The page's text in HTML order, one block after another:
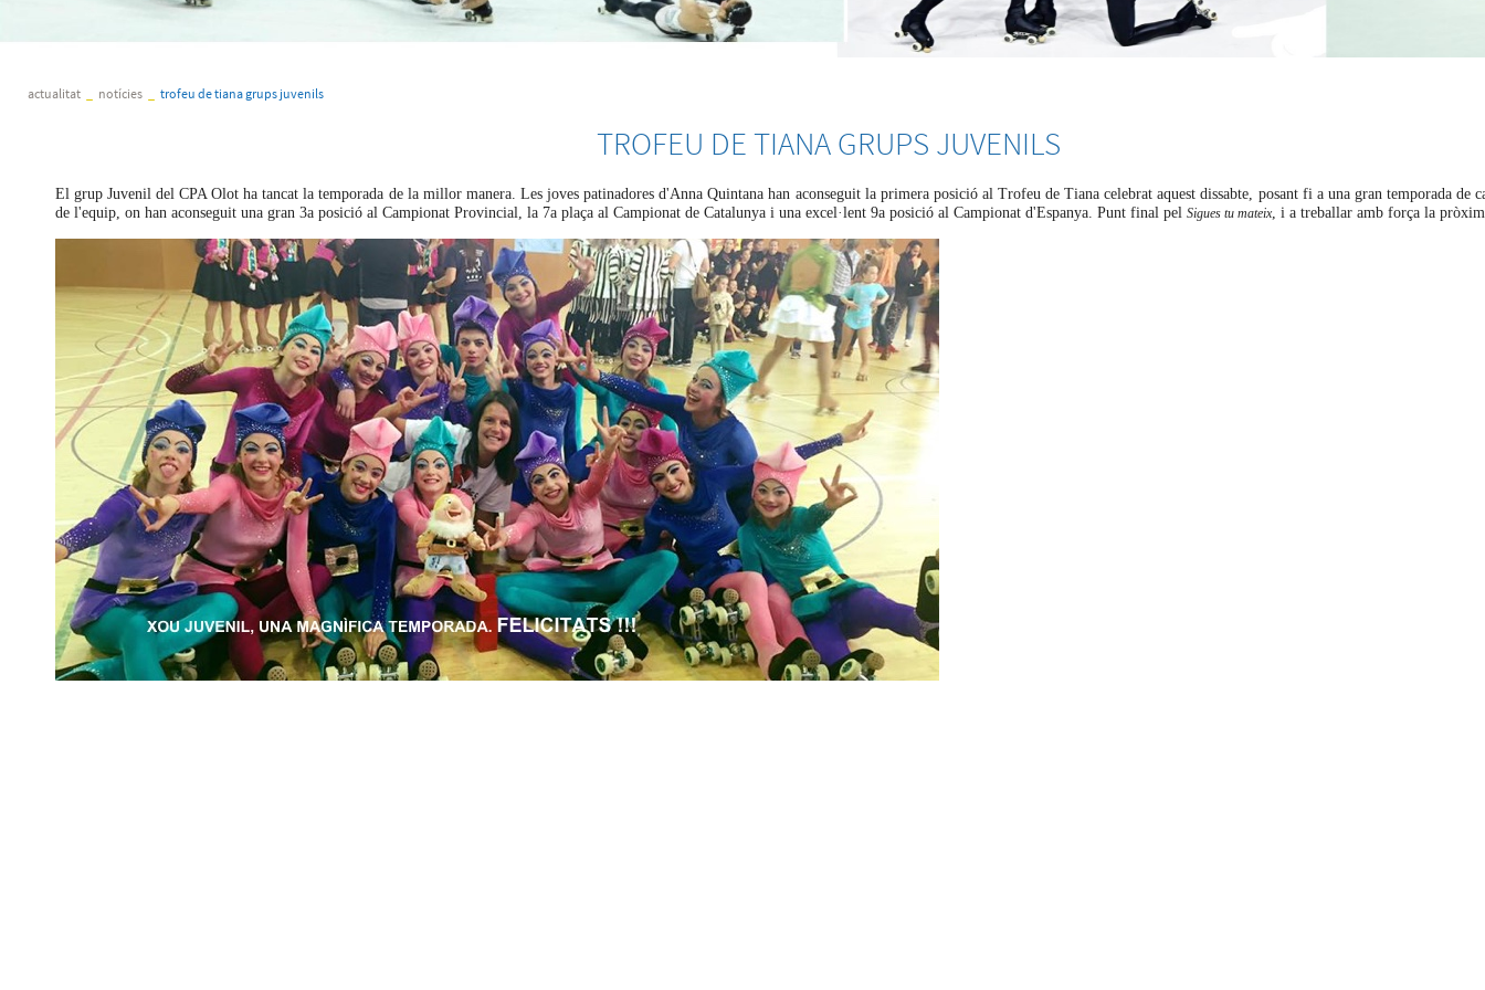
actualitat notícies trofeu de tiana grups juvenils
TROFEU DE TIANA GRUPS JUVENILS
El grup Juvenil del CPA Olot ha tancat la temporada de la millor manera. Les joves patinadores d'Anna Quintana han aconseguit la primera posició al Trofeu de Tiana celebrat aquest dissabte, posant fi a una gran temporada de
de l'equip, on han aconseguit una gran 3a posició al Campionat Provincial, la 7a plaça al Campionat de Catalunya i una excel·lent 9a posició al Campionat d'Espanya. Punt final pel Sigues tu mateix, i a treballar amb força la